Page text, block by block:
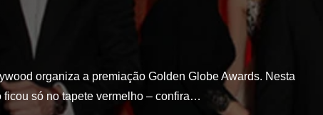
organiza a premiação Golden Globe Awards. Nesta
ficou só no tapete vermelho – confira…